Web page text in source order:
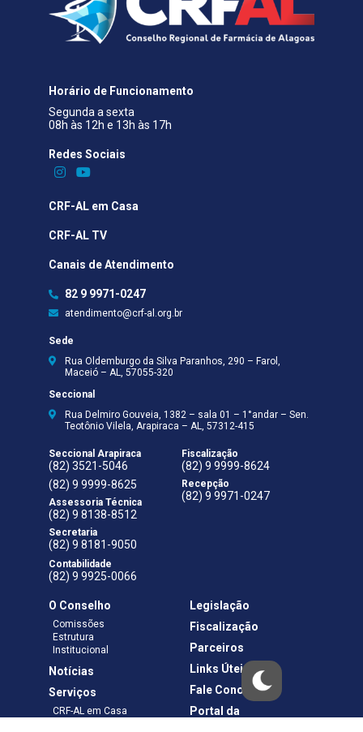
Horário de Funcionamento
Segunda a sexta
08h às 12h e 13h às 17h
Redes Sociais​
CRF-AL em Casa
CRF-AL TV
Canais de Atendimento
82 9 9971-0247
atendimento@crf-al.org.br
Sede
Rua Oldemburgo da Silva Paranhos, 290 – Farol,
Maceió – AL, 57055-320
Seccional
Rua Delmiro Gouveia, 1382 – sala 01 – 1°andar – Sen.
Teotônio Vilela, Arapiraca – AL, 57312-415
Seccional Arapiraca
(82) 3521-5046
(82) 9 9999-8625
Assessoria Técnica
(82) 9 8138-8512
Secretaria
(82) 9 8181-9050
Contabilidade
(82) 9 9925-0066
Fiscalização
(82) 9 9999-8624
Recepção
(82) 9 9971-0247
O Conselho
Comissões
Estrutura
Institucional
Notícias
Serviços
CRF-AL em Casa
Legislação
Fiscalização
Parceiros
Links Úteis
Fale Conosco
Portal da